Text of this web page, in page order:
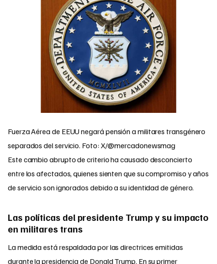
Fuerza Aérea de EEUU negará pensión a militares transgénero
separados del servicio. Foto: X/@mercadonewsmag
Este cambio abrupto de criterio ha causado desconcierto
entre los afectados, quienes sienten que su compromiso y años
de servicio son ignorados debido a su identidad de género.
Las políticas del presidente Trump y su impacto
en militares trans
La medida está respaldada por las directrices emitidas
durante la presidencia de Donald Trump. En su primer